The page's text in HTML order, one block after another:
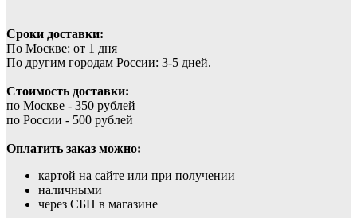
Сроки доставки:
По Москве: от 1 дня
По другим городам России: 3-5 дней.
Стоимость доставки:
по Москве - 350 рублей
по России - 500 рублей
Оплатить заказ можно:
картой на сайте или при получении
наличными
через СБП в магазине